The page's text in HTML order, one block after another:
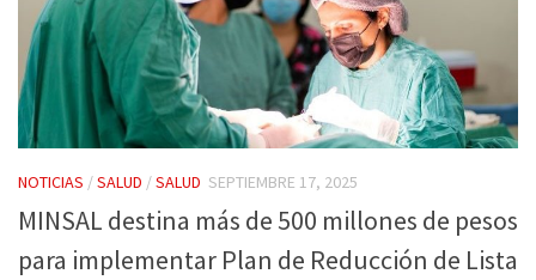
NOTICIAS /SALUD /SALUD SEPTIEMBRE 17, 2025
MINSAL destina más de 500 millones de pesos
para implementar Plan de Reducción de Lista